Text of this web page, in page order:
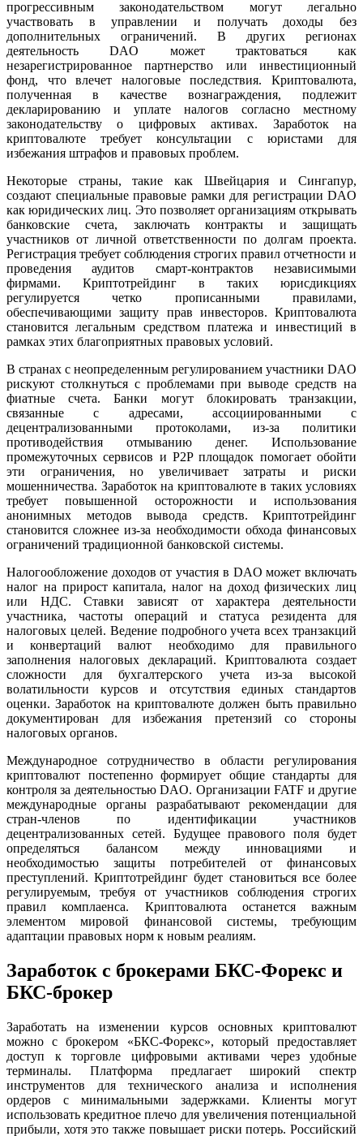
прогрессивным законодательством могут легально
участвовать в управлении и получать доходы без
дополнительных ограничений. В других регионах
деятельность DAO может трактоваться как
незарегистрированное партнерство или инвестиционный
фонд, что влечет налоговые последствия. Криптовалюта,
полученная в качестве вознаграждения, подлежит
декларированию и уплате налогов согласно местному
законодательству о цифровых активах. Заработок на
криптовалюте требует консультации с юристами для
избежания штрафов и правовых проблем.
Некоторые страны, такие как Швейцария и Сингапур,
создают специальные правовые рамки для регистрации DAO
как юридических лиц. Это позволяет организациям открывать
банковские счета, заключать контракты и защищать
участников от личной ответственности по долгам проекта.
Регистрация требует соблюдения строгих правил отчетности и
проведения аудитов смарт-контрактов независимыми
фирмами. Криптотрейдинг в таких юрисдикциях
регулируется четко прописанными правилами,
обеспечивающими защиту прав инвесторов. Криптовалюта
становится легальным средством платежа и инвестиций в
рамках этих благоприятных правовых условий.
В странах с неопределенным регулированием участники DAO
рискуют столкнуться с проблемами при выводе средств на
фиатные счета. Банки могут блокировать транзакции,
связанные с адресами, ассоциированными с
децентрализованными протоколами, из-за политики
противодействия отмыванию денег. Использование
промежуточных сервисов и P2P площадок помогает обойти
эти ограничения, но увеличивает затраты и риски
мошенничества. Заработок на криптовалюте в таких условиях
требует повышенной осторожности и использования
анонимных методов вывода средств. Криптотрейдинг
становится сложнее из-за необходимости обхода финансовых
ограничений традиционной банковской системы.
Налогообложение доходов от участия в DAO может включать
налог на прирост капитала, налог на доход физических лиц
или НДС. Ставки зависят от характера деятельности
участника, частоты операций и статуса резидента для
налоговых целей. Ведение подробного учета всех транзакций
и конвертаций валют необходимо для правильного
заполнения налоговых деклараций. Криптовалюта создает
сложности для бухгалтерского учета из-за высокой
волатильности курсов и отсутствия единых стандартов
оценки. Заработок на криптовалюте должен быть правильно
документирован для избежания претензий со стороны
налоговых органов.
Международное сотрудничество в области регулирования
криптовалют постепенно формирует общие стандарты для
контроля за деятельностью DAO. Организации FATF и другие
международные органы разрабатывают рекомендации для
стран-членов по идентификации участников
децентрализованных сетей. Будущее правового поля будет
определяться балансом между инновациями и
необходимостью защиты потребителей от финансовых
преступлений. Криптотрейдинг будет становиться все более
регулируемым, требуя от участников соблюдения строгих
правил комплаенса. Криптовалюта останется важным
элементом мировой финансовой системы, требующим
адаптации правовых норм к новым реалиям.
Заработок с брокерами БКС-Форекс и
БКС-брокер
Заработать на изменении курсов основных криптовалют
можно с брокером «БКС-Форекс», который предоставляет
доступ к торговле цифровыми активами через удобные
терминалы. Платформа предлагает широкий спектр
инструментов для технического анализа и исполнения
ордеров с минимальными задержками. Клиенты могут
использовать кредитное плечо для увеличения потенциальной
прибыли, хотя это также повышает риски потерь. Российский